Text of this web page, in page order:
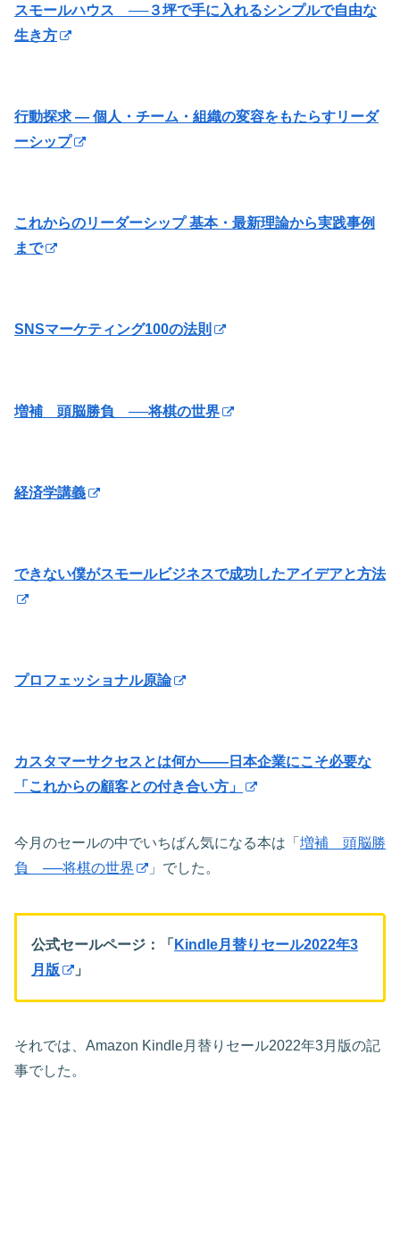
スモールハウス ──３坪で手に入れるシンプルで自由な
生き方
行動探求 ― 個人・チーム・組織の変容をもたらすリーダ
ーシップ
これからのリーダーシップ 基本・最新理論から実践事例
まで
SNSマーケティング100の法則
増補 頭脳勝負 ──将棋の世界
経済学講義
できない僕がスモールビジネスで成功したアイデアと方法
プロフェッショナル原論
カスタマーサクセスとは何か――日本企業にこそ必要な
「これからの顧客との付き合い方」
今月のセールの中でいちばん気になる本は「 増補 頭脳勝
負 ──将棋の世界
」でした。
公式セールページ：「 Kindle月替りセール2022年3
月版
」
それでは、Amazon Kindle月替りセール2022年3月版の記
事でした。